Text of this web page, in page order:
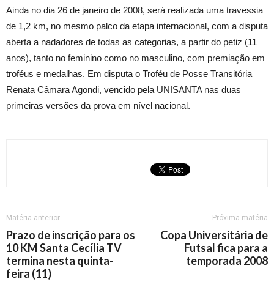
Ainda no dia 26 de janeiro de 2008, será realizada uma travessia
de 1,2 km, no mesmo palco da etapa internacional, com a disputa
aberta a nadadores de todas as categorias, a partir do petiz (11
anos), tanto no feminino como no masculino, com premiação em
troféus e medalhas. Em disputa o Troféu de Posse Transitória
Renata Câmara Agondi, vencido pela UNISANTA nas duas
primeiras versões da prova em nível nacional.
Matéria anterior
Prazo de inscrição para os
10 KM Santa Cecília TV
termina nesta quinta-
feira (11)
Próxima matéria
Copa Universitária de
Futsal fica para a
temporada 2008